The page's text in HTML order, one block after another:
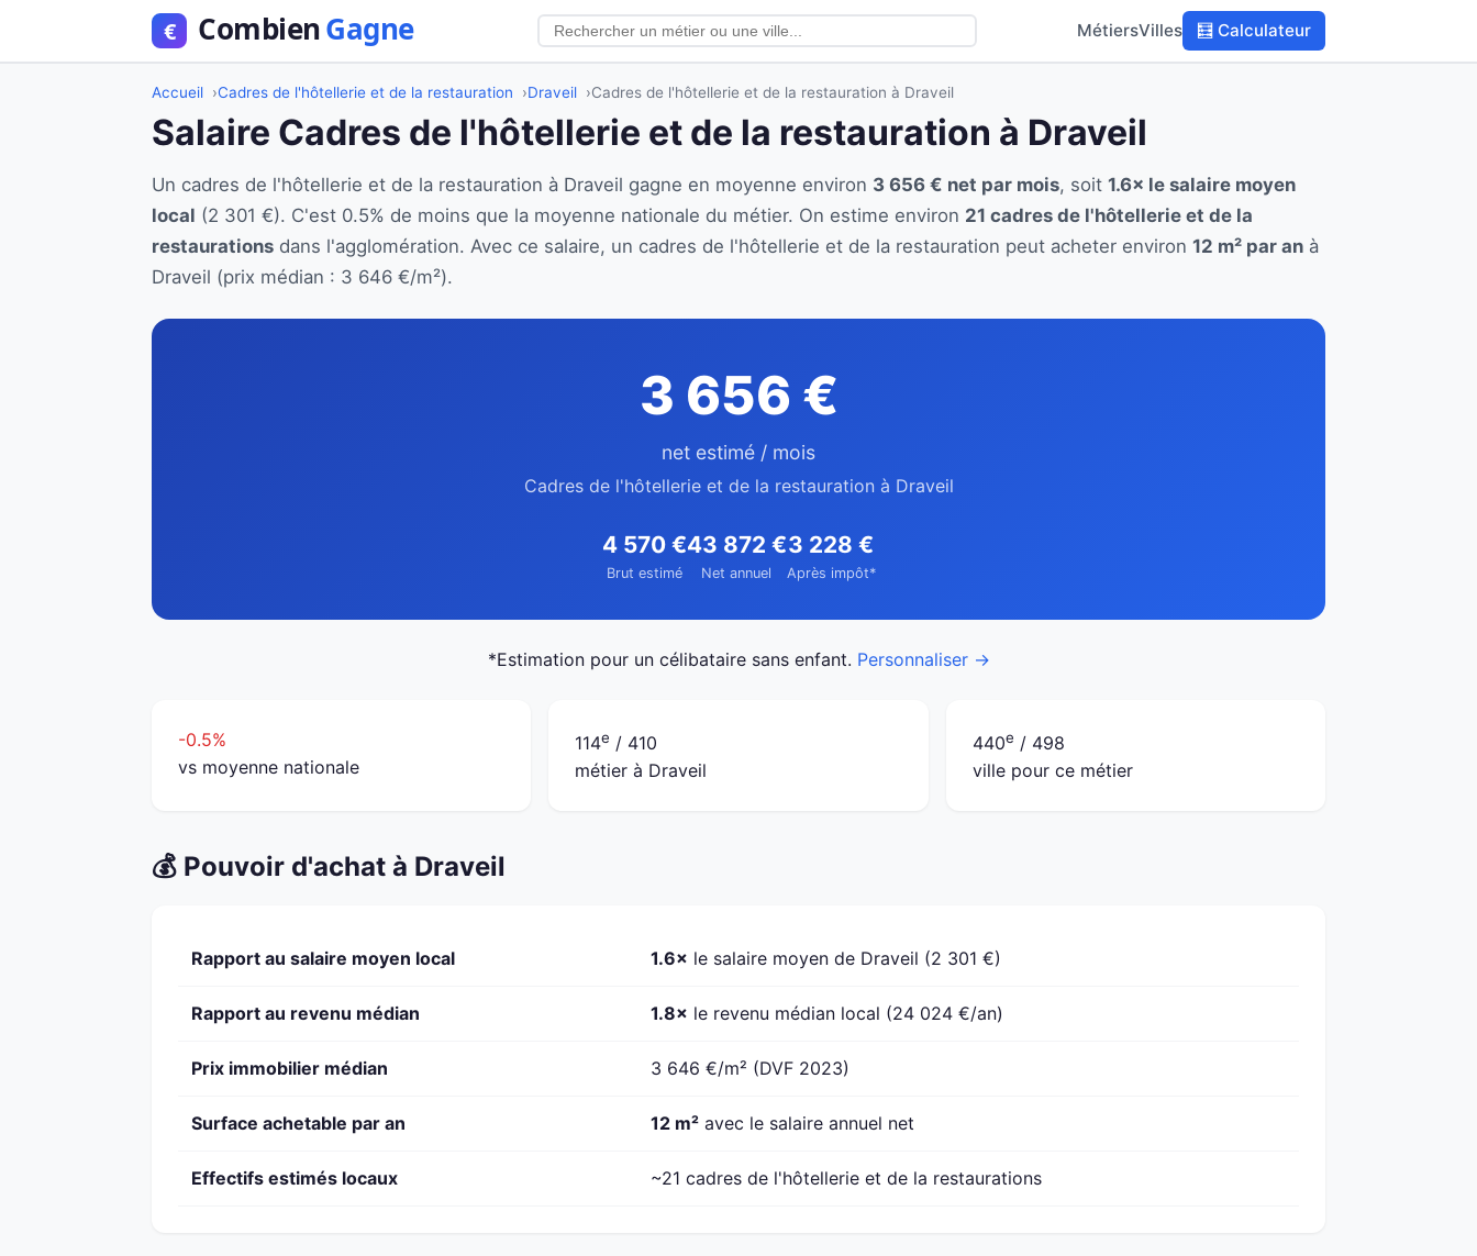
MétiersVilles 🧮 Calculateur
Accueil Cadres de l'hôtellerie et de la restauration Draveil Cadres de l'hôtellerie et de la restauration à Draveil
Salaire Cadres de l'hôtellerie et de la restauration à Draveil
Un cadres de l'hôtellerie et de la restauration à Draveil gagne en moyenne environ 3 656 € net par mois, soit 1.6× le salaire moyen
local (2 301 €). C'est 0.5% de moins que la moyenne nationale du métier. On estime environ 21 cadres de l'hôtellerie et de la
restaurations dans l'agglomération. Avec ce salaire, un cadres de l'hôtellerie et de la restauration peut acheter environ 12 m² par an à
Draveil (prix médian : 3 646 €/m²).
3 656 €
net estimé / mois
Cadres de l'hôtellerie et de la restauration à Draveil
4 570 €
Brut estimé
43 872 €
Net annuel
3 228 €
Après impôt*
*Estimation pour un célibataire sans enfant. Personnaliser →
-0.5%
vs moyenne nationale
114e / 410
métier à Draveil
440e / 498
ville pour ce métier
💰 Pouvoir d'achat à Draveil
Rapport au salaire moyen local 1.6× le salaire moyen de Draveil (2 301 €)
Rapport au revenu médian 1.8× le revenu médian local (24 024 €/an)
Prix immobilier médian 3 646 €/m² (DVF 2023)
Surface achetable par an 12 m² avec le salaire annuel net
Effectifs estimés locaux ~21 cadres de l'hôtellerie et de la restaurations